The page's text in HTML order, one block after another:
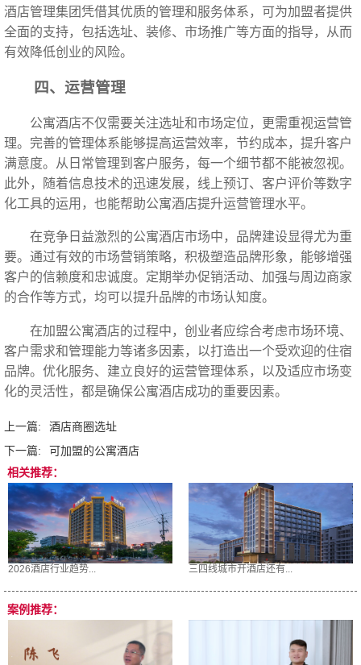
酒店管理集团凭借其优质的管理和服务体系，可为加盟者提供
全面的支持，包括选址、装修、市场推广等方面的指导，从而
有效降低创业的风险。
四、运营管理
公寓酒店不仅需要关注选址和市场定位，更需重视运营管
理。完善的管理体系能够提高运营效率，节约成本，提升客户
满意度。从日常管理到客户服务，每一个细节都不能被忽视。
此外，随着信息技术的迅速发展，线上预订、客户评价等数字
化工具的运用，也能帮助公寓酒店提升运营管理水平。
在竞争日益激烈的公寓酒店市场中，品牌建设显得尤为重
要。通过有效的市场营销策略，积极塑造品牌形象，能够增强
客户的信赖度和忠诚度。定期举办促销活动、加强与周边商家
的合作等方式，均可以提升品牌的市场认知度。
在加盟公寓酒店的过程中，创业者应综合考虑市场环境、
客户需求和管理能力等诸多因素，以打造出一个受欢迎的住宿
品牌。优化服务、建立良好的运营管理体系，以及适应市场变
化的灵活性，都是确保公寓酒店成功的重要因素。‍
上一篇:
酒店商圈选址
下一篇:
可加盟的公寓酒店
相关推荐：
2026酒店行业趋势... 三四线城市开酒店还有...
案例推荐：